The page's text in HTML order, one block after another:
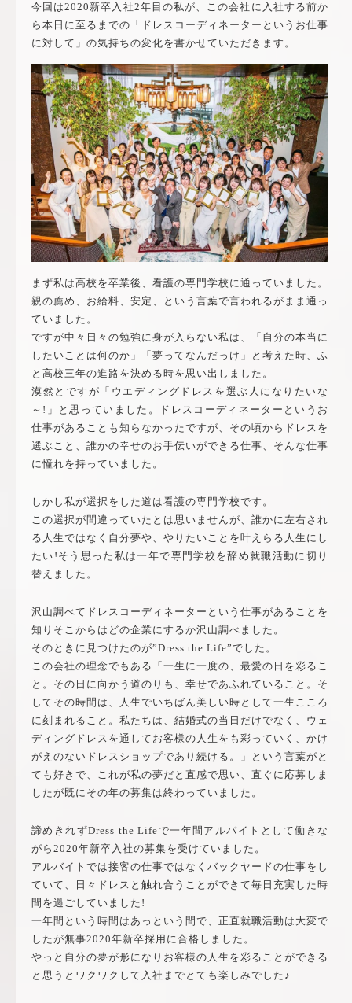
今回は2020新卒入社2年目の私が、この会社に入社する前か
ら本日に至るまでの「ドレスコーディネーターというお仕事
に対して」の気持ちの変化を書かせていただきます。
まず私は高校を卒業後、看護の専門学校に通っていました。
親の薦め、お給料、安定、という言葉で言われるがまま通っ
ていました。
ですが中々日々の勉強に身が入らない私は、「自分の本当に
したいことは何のか」「夢ってなんだっけ」と考えた時、ふ
と高校三年の進路を決める時を思い出しました。
漠然とですが「ウエディングドレスを選ぶ人になりたいな
～!」と思っていました。ドレスコーディネーターというお
仕事があることも知らなかったですが、その頃からドレスを
選ぶこと、誰かの幸せのお手伝いができる仕事、そんな仕事
に憧れを持っていました。
しかし私が選択をした道は看護の専門学校です。
この選択が間違っていたとは思いませんが、誰かに左右され
る人生ではなく自分夢や、やりたいことを叶えらる人生にし
たい!そう思った私は一年で専門学校を辞め就職活動に切り
替えました。
沢山調べてドレスコーディネーターという仕事があることを
知りそこからはどの企業にするか沢山調べました。
そのときに見つけたのが”Dress the Life”でした。
この会社の理念でもある「一生に一度の、最愛の日を彩るこ
と。その日に向かう道のりも、幸せであふれていること。そ
してその時間は、人生でいちばん美しい時として一生こころ
に刻まれること。私たちは、結婚式の当日だけでなく、ウェ
ディングドレスを通してお客様の人生をも彩っていく、かけ
がえのないドレスショップであり続ける。」という言葉がと
ても好きで、これが私の夢だと直感で思い、直ぐに応募しま
したが既にその年の募集は終わっていました。
諦めきれずDress the Lifeで一年間アルバイトとして働きな
がら2020年新卒入社の募集を受けていました。
アルバイトでは接客の仕事ではなくバックヤードの仕事をし
ていて、日々ドレスと触れ合うことができて毎日充実した時
間を過ごしていました!
一年間という時間はあっという間で、正直就職活動は大変で
したが無事2020年新卒採用に合格しました。
やっと自分の夢が形になりお客様の人生を彩ることができる
と思うとワクワクして入社までとても楽しみでした♪